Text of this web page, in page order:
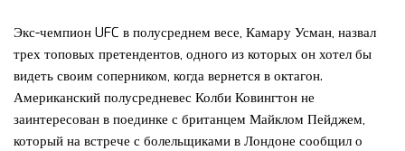
Экс-чемпион UFC в полусреднем весе, Камару Усман, назвал
трех топовых претендентов, одного из которых он хотел бы
видеть своим соперником, когда вернется в октагон.
Американский полусредневес Колби Ковингтон не
заинтересован в поединке с британцем Майклом Пейджем,
который на встрече с болельщиками в Лондоне сообщил о